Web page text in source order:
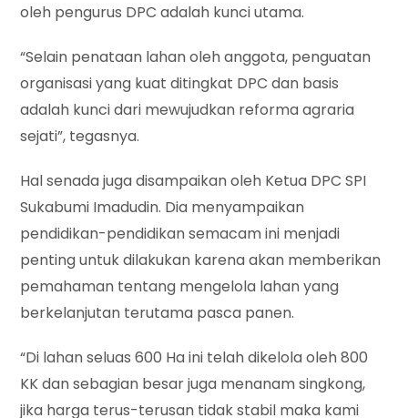
oleh pengurus DPC adalah kunci utama.
“Selain penataan lahan oleh anggota, penguatan
organisasi yang kuat ditingkat DPC dan basis
adalah kunci dari mewujudkan reforma agraria
sejati”, tegasnya.
Hal senada juga disampaikan oleh Ketua DPC SPI
Sukabumi Imadudin. Dia menyampaikan
pendidikan-pendidikan semacam ini menjadi
penting untuk dilakukan karena akan memberikan
pemahaman tentang mengelola lahan yang
berkelanjutan terutama pasca panen.
“Di lahan seluas 600 Ha ini telah dikelola oleh 800
KK dan sebagian besar juga menanam singkong,
jika harga terus-terusan tidak stabil maka kami